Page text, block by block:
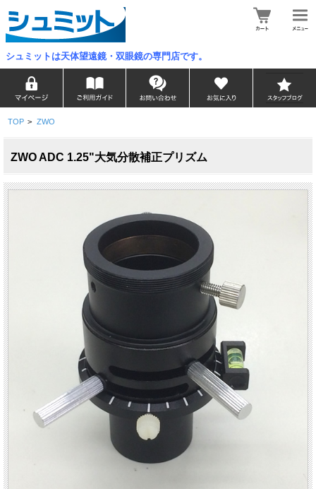
シュミットは天体望遠鏡・双眼鏡の専門店です。
TOP > ZWO
ZWO ADC 1.25"大気分散補正プリズム